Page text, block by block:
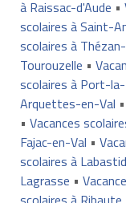
à Raissac-d'Aude •
scolaires à Saint-
scolaires à
Tourouzelle •
scolaires à Port-
Arquettes-en-Val •
• Vacances
Fajac-en-Val •
scolaires à
Lagrasse •